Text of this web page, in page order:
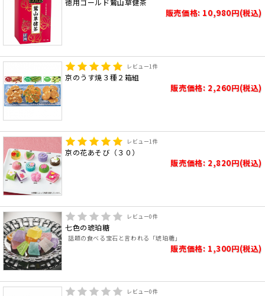
販売価格: 10,980円(税込)
レビュー1件
京のうす焼３種２箱組
販売価格: 2,260円(税込)
レビュー1件
京の花あそび（３０）
販売価格: 2,820円(税込)
レビュー0件
七色の琥珀糖
話題の食べる宝石と言われる「琥珀糖」
販売価格: 1,300円(税込)
レビュー0件